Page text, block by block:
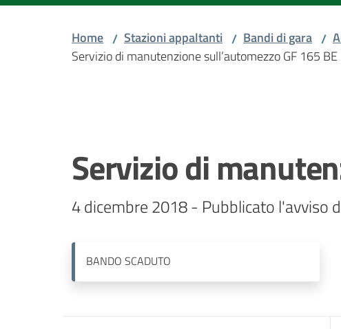
Home / Stazioni appaltanti / Bandi di gara /
Servizio di manutenzione sull’automezzo GF 165 BE
Servizio di
4 dicembre 2018 - Pubblicato l'avviso
BANDO SCADUTO